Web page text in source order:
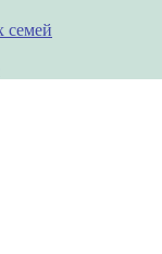
семей